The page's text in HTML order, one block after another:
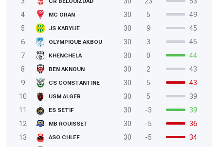
4
MC ORAN 30 5
49
5
JS KABYLIE 30 9
45
6
OLYMPIQUE AKBOU 30 3
45
7
KHENCHELA 30 0
44
8
BEN AKNOUN 30 2
43
9
CS CONSTANTINE 30 5
43
10
USM ALGER 30 5
39
11
ES SETIF 30 -3
39
12
MB ROUISSET 30 -5
36
13
ASO CHLEF 30 -5
34